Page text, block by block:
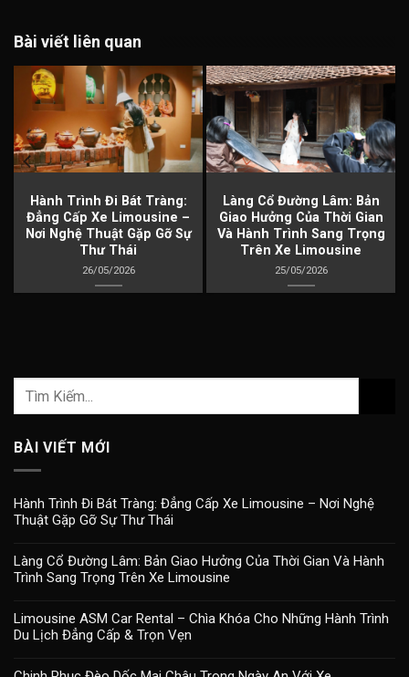
Bài viết liên quan
Hành Trình Đi Bát Tràng:
Đẳng Cấp Xe Limousine –
Nơi Nghệ Thuật Gặp Gỡ Sự
Thư Thái
26/05/2026
Làng Cổ Đường Lâm: Bản
Giao Hưởng Của Thời Gian
Và Hành Trình Sang Trọng
Trên Xe Limousine
25/05/2026
BÀI VIẾT MỚI
Hành Trình Đi Bát Tràng: Đẳng Cấp Xe Limousine – Nơi Nghệ
Thuật Gặp Gỡ Sự Thư Thái
Làng Cổ Đường Lâm: Bản Giao Hưởng Của Thời Gian Và Hành
Trình Sang Trọng Trên Xe Limousine
Limousine ASM Car Rental – Chìa Khóa Cho Những Hành Trình
Du Lịch Đẳng Cấp & Trọn Vẹn